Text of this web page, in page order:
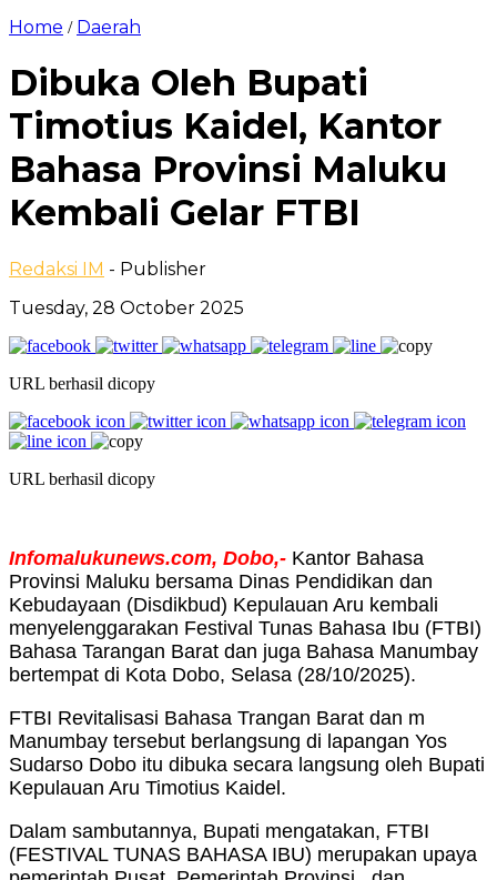
Home / Daerah
Dibuka Oleh Bupati
Timotius Kaidel, Kantor
Bahasa Provinsi Maluku
Kembali Gelar FTBI
Redaksi IM - Publisher
Tuesday, 28 October 2025
URL berhasil dicopy
URL berhasil dicopy
Infomalukunews.com, Dobo,- Kantor Bahasa
Provinsi Maluku bersama Dinas Pendidikan dan
Kebudayaan (Disdikbud) Kepulauan Aru kembali
menyelenggarakan Festival Tunas Bahasa Ibu (FTBI)
Bahasa Tarangan Barat dan juga Bahasa Manumbay
bertempat di Kota Dobo, Selasa (28/10/2025).
FTBI Revitalisasi Bahasa Trangan Barat dan m
Manumbay tersebut berlangsung di lapangan Yos
Sudarso Dobo itu dibuka secara langsung oleh Bupati
Kepulauan Aru Timotius Kaidel.
Dalam sambutannya, Bupati mengatakan, FTBI
(FESTIVAL TUNAS BAHASA IBU) merupakan upaya